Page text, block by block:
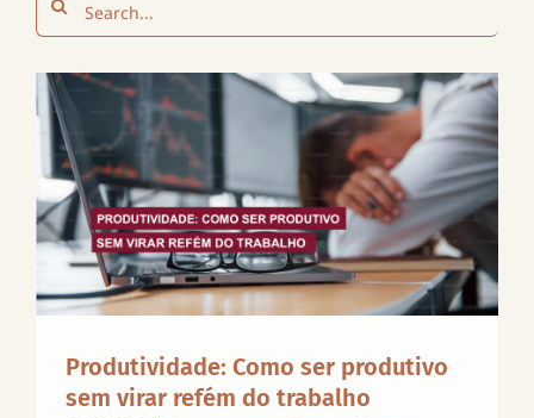
for:
Produtividade: Como ser produtivo
sem virar refém do trabalho